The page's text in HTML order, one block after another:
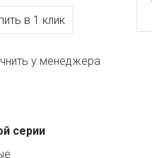
в 1 клик
у менеджера
серии